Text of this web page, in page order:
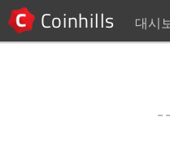
Coinhills 대시